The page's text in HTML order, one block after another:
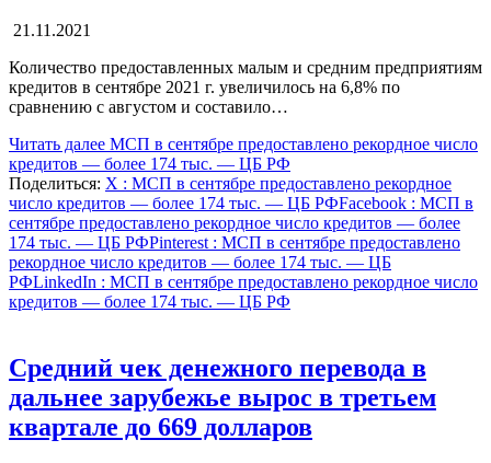
21.11.2021
Количество предоставленных малым и средним предприятиям
кредитов в сентябре 2021 г. увеличилось на 6,8% по
сравнению с августом и составило…
Читать далее МСП в сентябре предоставлено рекордное число
кредитов — более 174 тыс. — ЦБ РФ
Поделиться: X : МСП в сентябре предоставлено рекордное
число кредитов — более 174 тыс. — ЦБ РФFacebook : МСП в
сентябре предоставлено рекордное число кредитов — более
174 тыс. — ЦБ РФPinterest : МСП в сентябре предоставлено
рекордное число кредитов — более 174 тыс. — ЦБ
РФLinkedIn : МСП в сентябре предоставлено рекордное число
кредитов — более 174 тыс. — ЦБ РФ
Средний чек денежного перевода в
дальнее зарубежье вырос в третьем
квартале до 669 долларов